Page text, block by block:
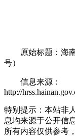
原始标题：海南
号）
信息来源：
http://
特别提示：本站非
息均来源于公开信
所有内容仅供参考